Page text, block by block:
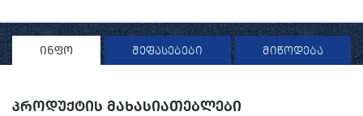
ინფო შეფასებები მიწოდება
პროდუქტის მახასიათებლები